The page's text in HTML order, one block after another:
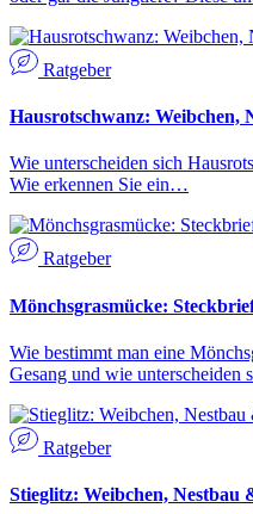
Ratgeber
Hausrotschwanz: Weibchen,
Wie unterscheiden sich
Wie erkennen Sie ein…
Ratgeber
Mönchsgrasmücke:
Wie bestimmt man eine
Gesang und wie unterscheiden
Ratgeber
Stieglitz: Weibchen, Nestbau